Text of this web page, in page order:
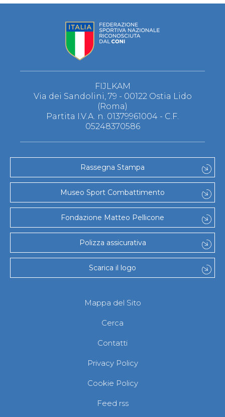
FIJLKAM
Via dei Sandolini, 79 - 00122 Ostia Lido
(Roma)
Partita I.V.A. n. 01379961004 - C.F.
05248370586
Rassegna Stampa
Museo Sport Combattimento
Fondazione Matteo Pellicone
Polizza assicurativa
Scarica il logo
Mappa del Sito
Cerca
Contatti
Privacy Policy
Cookie Policy
Feed rss